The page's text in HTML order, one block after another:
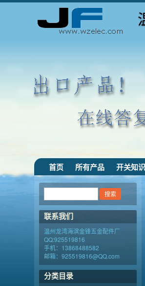
首页 所有产品 开关知识
联系我们
温州龙湾海滨金锋五金配件厂
QQ:925519816
手机：13868488582
邮箱：925519816@QQ.com
分类目录